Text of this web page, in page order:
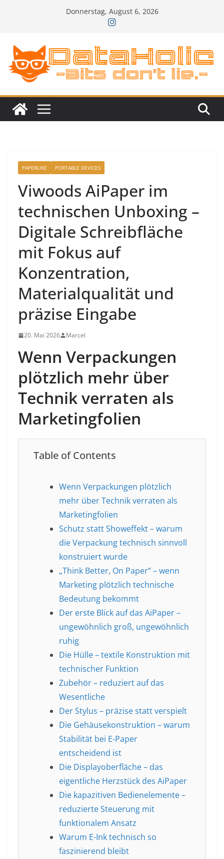
Donnerstag, August 6, 2026
PAPERLIKE PORTABLE DEVICES
Viwoods AiPaper im
technischen Unboxing –
Digitale Schreibfläche
mit Fokus auf
Konzentration,
Materialqualität und
präzise Eingabe
20. Mai 2026 Marcel
Wenn Verpackungen
plötzlich mehr über
Technik verraten als
Marketingfolien
Table of Contents
Wenn Verpackungen plötzlich
mehr über Technik verraten als
Marketingfolien
Schutz statt Showeffekt – warum
die Verpackung technisch sinnvoll
konstruiert wurde
„Think Better, On Paper“ – wenn
Marketing plötzlich technische
Bedeutung bekommt
Der erste Blick auf das AiPaper –
ungewöhnlich groß, ungewöhnlich
ruhig
Die Hülle – textile Konstruktion mit
technischer Funktion
Zubehör – reduziert auf das
Wesentliche
Der Stylus – präzise statt verspielt
Die Gehäusekonstruktion – warum
Stabilität bei E-Paper
entscheidend ist
Die Displayoberfläche – das
eigentliche Herzstück des AiPaper
Die kapazitiven Bedienelemente –
reduzierte Steuerung mit
funktionalem Ansatz
Warum E-Ink technisch so
faszinierend bleibt